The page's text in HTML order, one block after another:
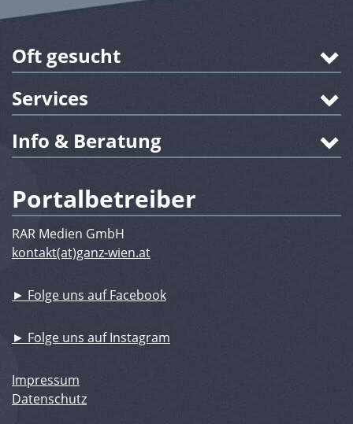
Oft gesucht
Services
Info & Beratung
Portalbetreiber
RAR Medien GmbH
kontakt(at)ganz-wien.at
► Folge uns auf Facebook
► Folge uns auf Instagram
Impressum
Datenschutz